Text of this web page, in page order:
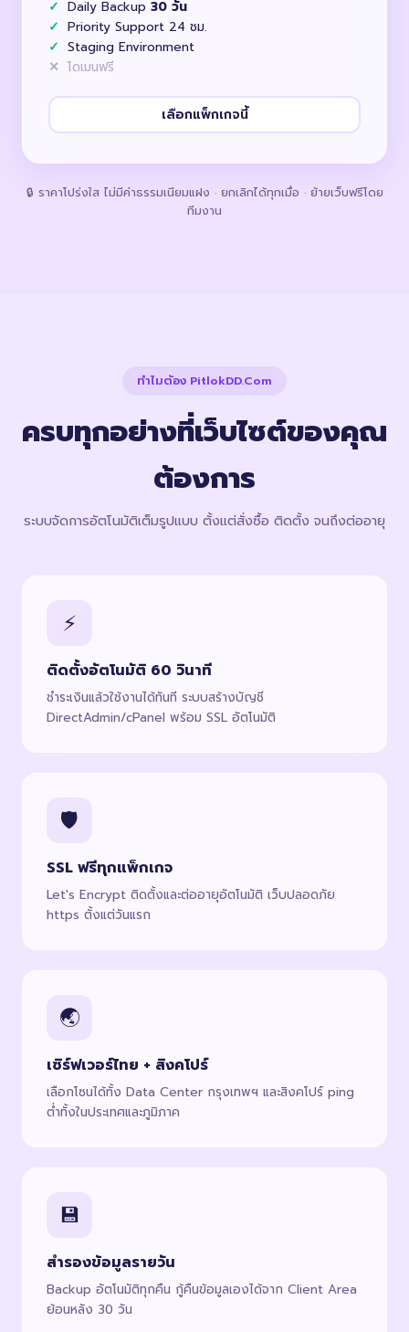
Daily Backup 30 วัน
Priority Support 24 ชม.
Staging Environment
โดเมนฟรี
เลือกแพ็กเกจนี้
🔒 ราคาโปร่งใส ไม่มีค่าธรรมเนียมแฝง · ยกเลิกได้ทุกเมื่อ · ย้ายเว็บฟรีโดย
ทีมงาน
ทำไมต้อง PitlokDD.Com
ครบทุกอย่างที่เว็บไซต์ของคุณ
ต้องการ
ระบบจัดการอัตโนมัติเต็มรูปแบบ ตั้งแต่สั่งซื้อ ติดตั้ง จนถึงต่ออายุ
⚡
ติดตั้งอัตโนมัติ 60 วินาที
ชำระเงินแล้วใช้งานได้ทันที ระบบสร้างบัญชี
DirectAdmin/cPanel พร้อม SSL อัตโนมัติ
🛡️
SSL ฟรีทุกแพ็กเกจ
Let's Encrypt ติดตั้งและต่ออายุอัตโนมัติ เว็บปลอดภัย
https ตั้งแต่วันแรก
🌏
เซิร์ฟเวอร์ไทย + สิงคโปร์
เลือกโซนได้ทั้ง Data Center กรุงเทพฯ และสิงคโปร์ ping
ต่ำทั้งในประเทศและภูมิภาค
💾
สำรองข้อมูลรายวัน
Backup อัตโนมัติทุกคืน กู้คืนข้อมูลเองได้จาก Client Area
ย้อนหลัง 30 วัน